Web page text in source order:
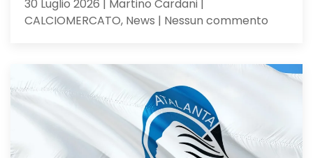
30 Luglio 2026 | Martino Cardani |
CALCIOMERCATO, News | Nessun commento
voci
pilastro